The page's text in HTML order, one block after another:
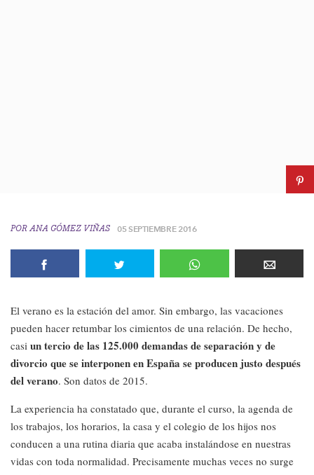
PORANA GÓMEZ VIÑAS 05 SEPTIEMBRE 2016
El verano es la estación del amor. Sin embargo, las vacaciones
pueden hacer retumbar los cimientos de una relación. De hecho,
casi un tercio de las 125.000 demandas de separación y de
divorcio que se interponen en España se producen justo después
del verano. Son datos de 2015.
La experiencia ha constatado que, durante el curso, la agenda de
los trabajos, los horarios, la casa y el colegio de los hijos nos
conducen a una rutina diaria que acaba instalándose en nuestras
vidas con toda normalidad. Precisamente muchas veces no surge